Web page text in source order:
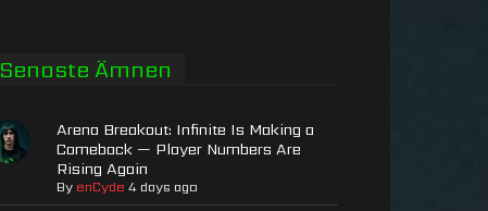
Senaste Ämnen
Arena Breakout: Infinite Is Making a
Comeback — Player Numbers Are
Rising Again
By enCyde 4 days ago